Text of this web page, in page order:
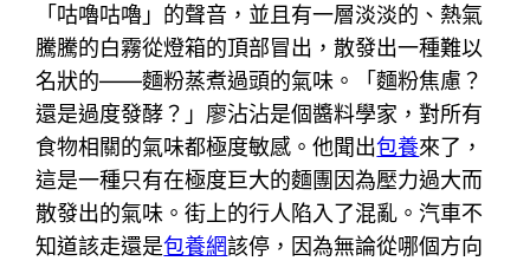
「咕嚕咕嚕」的聲音，並且有一層淡淡的、熱氣
騰騰的白霧從燈箱的頂部冒出，散發出一種難以
名狀的——麵粉蒸煮過頭的氣味。「麵粉焦慮？
還是過度發酵？」廖沾沾是個醬料學家，對所有
食物相關的氣味都極度敏感。他聞出包養來了，
這是一種只有在極度巨大的麵團因為壓力過大而
散發出的氣味。街上的行人陷入了混亂。汽車不
知道該走還是包養網該停，因為無論從哪個方向